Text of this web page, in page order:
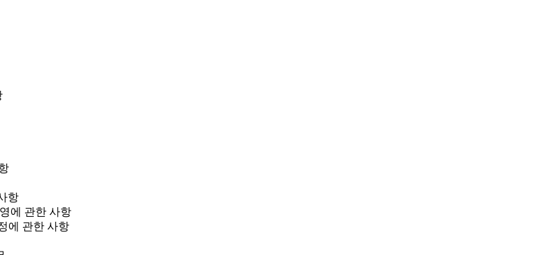
항
에 관한 사항
에 관한 사항